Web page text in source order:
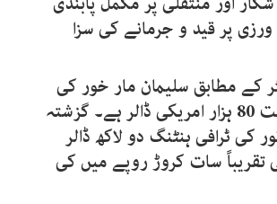
پر قید و جرمانے کی سزا
کے مطابق سلیمان مار خور کی
کم از کم قیمت 80 ہزار امریکی ڈالر ہے۔ گزشتہ
کی ٹرافی ہنٹنگ دو لاکھ ڈالر
تقریباً سات کروڑ روپے میں کی